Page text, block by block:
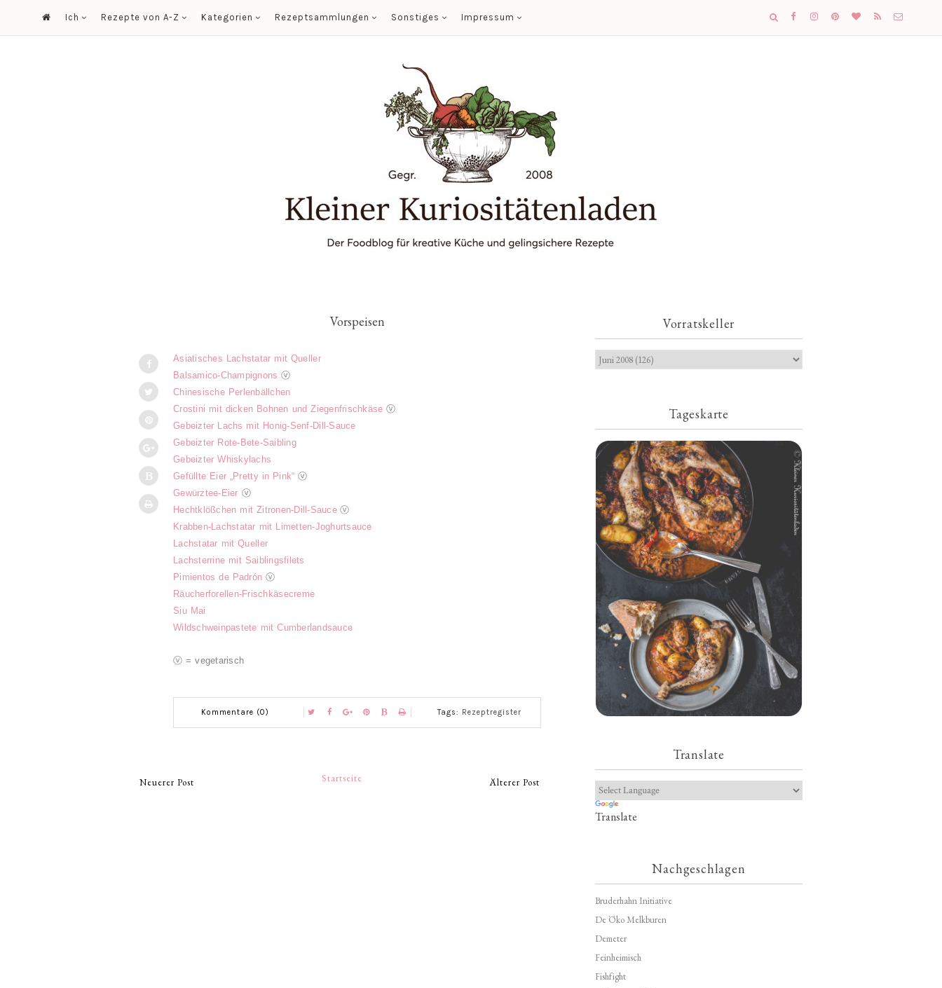
Ich Rezepte von A-Z Kategorien Rezeptsammlungen Sonstiges Impressum
Vorspeisen
Asiatisches Lachstatar mit Queller
Balsamico-Champignons ⓥ
Chinesische Perlenbällchen
Crostini mit dicken Bohnen und Ziegenfrischkäse ⓥ
Gebeizter Lachs mit Honig-Senf-Dill-Sauce
Gebeizter Rote-Bete-Saibling
Gebeizter Whiskylachs
Gefüllte Eier „Pretty in Pink“ ⓥ
Gewürztee-Eier ⓥ
Hechtklößchen mit Zitronen-Dill-Sauce ⓥ
Krabben-Lachstatar mit Limetten-Joghurtsauce
Lachstatar mit Queller
Lachsterrine mit Saiblingsfilets
Pimientos de Padrón ⓥ
Räucherforellen-Frischkäsecreme
Siu Mai
Wildschweinpastete mit Cumberlandsauce
ⓥ = vegetarisch
Kommentare (0) Tags: Rezeptregister
Neuerer Post Älterer Post
Startseite
Vorratskeller
Tageskarte
Geschmorte Hähnchenschenkel auf
Paprikakraut und kleinen Kartoffeln
Translate
Translate
Nachgeschlagen
Bruderhahn Initiative
De Öko Melkburen
Demeter
Feinheimisch
Fishfight